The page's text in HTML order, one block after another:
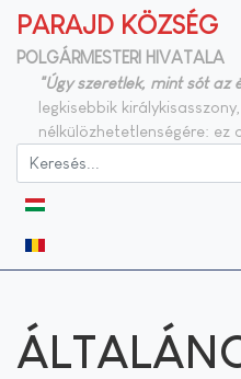
PARAJD KÖZSÉG
POLGÁRMESTERI HIVATALA
"Úgy szeretlek, mint sót az
legkisebbik
nélkülözhetetlenségére: ez